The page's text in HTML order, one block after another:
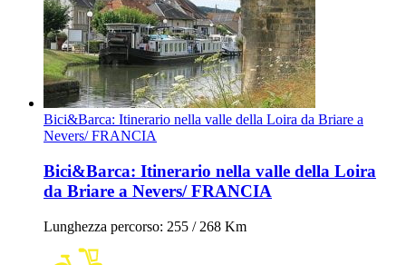
Bici&Barca: Itinerario nella valle della Loira da Briare a
Nevers/ FRANCIA
Bici&Barca: Itinerario nella valle della Loira
da Briare a Nevers/ FRANCIA
Lunghezza percorso: 255 / 268 Km